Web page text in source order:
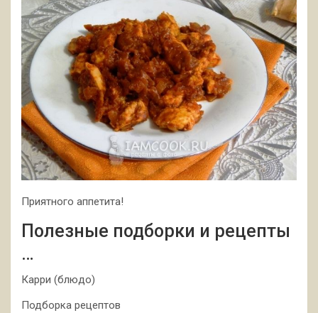
Приятного аппетита!
Полезные подборки и рецепты
…
Карри (блюдо)
Подборка рецептов